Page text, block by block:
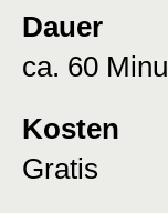
Dauer
ca. 60
Kosten
Gratis